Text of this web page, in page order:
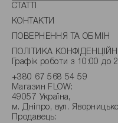
СТАТТІ
КОНТАКТИ
ПОВЕРНЕННЯ ТА ОБМІН
ПОЛІТИКА
Графік роботи з 10:00 до
+380 67 568 54 59
Магазин FLOW:
49057 Україна,
м. Дніпро, вул.
Продавець: